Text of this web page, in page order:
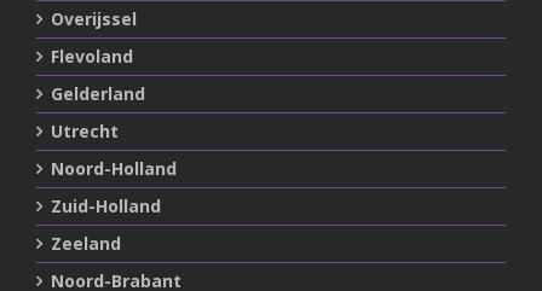
Overijssel
Flevoland
Gelderland
Utrecht
Noord-Holland
Zuid-Holland
Zeeland
Noord-Brabant